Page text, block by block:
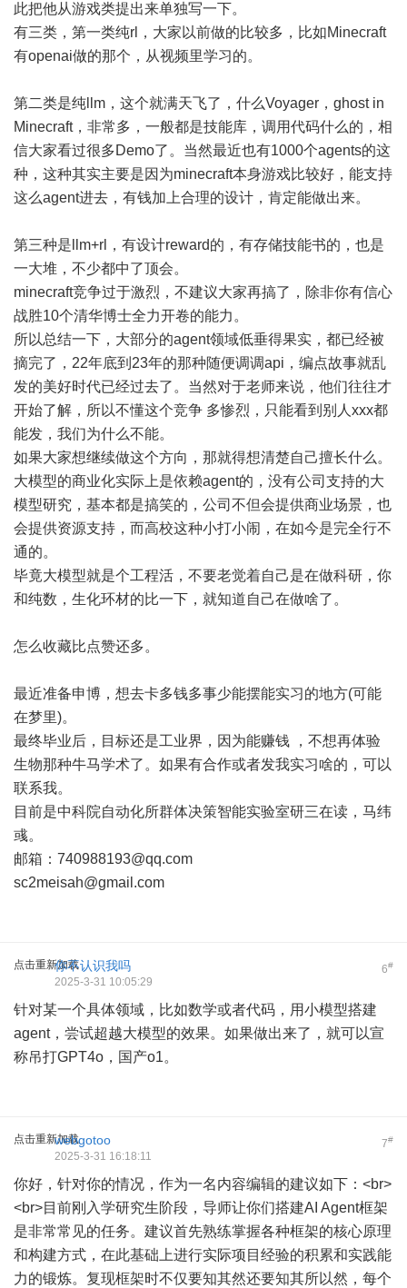
此把他从游戏类提出来单独写一下。
有三类，第一类纯rl，大家以前做的比较多，比如Minecraft
有openai做的那个，从视频里学习的。
第二类是纯llm，这个就满天飞了，什么Voyager，ghost in
Minecraft，非常多，一般都是技能库，调用代码什么的，相
信大家看过很多Demo了。当然最近也有1000个agents的这
种，这种其实主要是因为minecraft本身游戏比较好，能支持
这么agent进去，有钱加上合理的设计，肯定能做出来。
第三种是llm+rl，有设计reward的，有存储技能书的，也是
一大堆，不少都中了顶会。
minecraft竞争过于激烈，不建议大家再搞了，除非你有信心
战胜10个清华博士全力开卷的能力。
所以总结一下，大部分的agent领域低垂得果实，都已经被
摘完了，22年底到23年的那种随便调调api，编点故事就乱
发的美好时代已经过去了。当然对于老师来说，他们往往才
开始了解，所以不懂这个竞争 多惨烈，只能看到别人xxx都
能发，我们为什么不能。
如果大家想继续做这个方向，那就得想清楚自己擅长什么。
大模型的商业化实际上是依赖agent的，没有公司支持的大
模型研究，基本都是搞笑的，公司不但会提供商业场景，也
会提供资源支持，而高校这种小打小闹，在如今是完全行不
通的。
毕竟大模型就是个工程活，不要老觉着自己是在做科研，你
和纯数，生化环材的比一下，就知道自己在做啥了。
怎么收藏比点赞还多。
最近准备申博，想去卡多钱多事少能摆能实习的地方(可能
在梦里)。
最终毕业后，目标还是工业界，因为能赚钱 ，不想再体验
生物那种牛马学术了。如果有合作或者发我实习啥的，可以
联系我。
目前是中科院自动化所群体决策智能实验室研三在读，马纬
彧。
邮箱：740988193@qq.com
sc2meisah@gmail.com
点击重新加载 6#
你不认识我吗
2025-3-31 10:05:29
针对某一个具体领域，比如数学或者代码，用小模型搭建
agent，尝试超越大模型的效果。如果做出来了，就可以宣
称吊打GPT4o，国产o1。
点击重新加载 7#
webgotoo
2025-3-31 16:18:11
你好，针对你的情况，作为一名内容编辑的建议如下：<br>
<br>目前刚入学研究生阶段，导师让你们搭建AI Agent框架
是非常常见的任务。建议首先熟练掌握各种框架的核心原理
和构建方式，在此基础上进行实际项目经验的积累和实践能
力的锻炼。复现框架时不仅要知其然还要知其所以然，每个